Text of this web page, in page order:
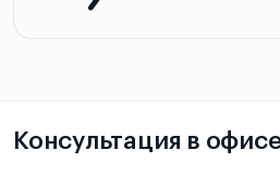
Консультация в